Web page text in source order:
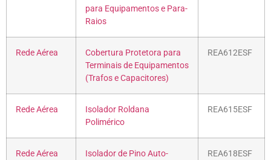
para Equipamentos e Para-
Raios
Rede Aérea
Cobertura Protetora para
Terminais de Equipamentos
(Trafos e Capacitores)
REA612ESF
Rede Aérea
Isolador Roldana
Polimérico
REA615ESF
Rede Aérea
Isolador de Pino Auto-
REA618ESF